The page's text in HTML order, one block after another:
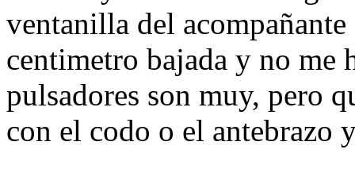
ventanilla del
centimetro bajada y no me
pulsadores son muy, pero
con el codo o el antebrazo